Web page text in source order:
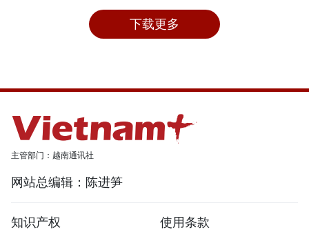
下载更多
主管部门：越南通讯社
网站总编辑：陈进笋
知识产权
使用条款